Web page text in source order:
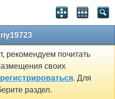
рекомендуем почитать
своих
. Для
раздел.